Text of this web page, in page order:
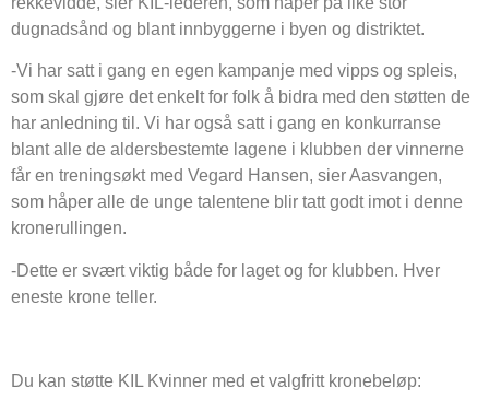
dugnadsånd og blant innbyggerne i byen og distriktet.
-Vi har satt i gang en egen kampanje med vipps og spleis,
som skal gjøre det enkelt for folk å bidra med den støtten de
har anledning til. Vi har også satt i gang en konkurranse
blant alle de aldersbestemte lagene i klubben der vinnerne
får en treningsøkt med Vegard Hansen, sier Aasvangen,
som håper alle de unge talentene blir tatt godt imot i denne
kronerullingen.
-Dette er svært viktig både for laget og for klubben. Hver
eneste krone teller.
Du kan støtte KIL Kvinner med et valgfritt kronebeløp: